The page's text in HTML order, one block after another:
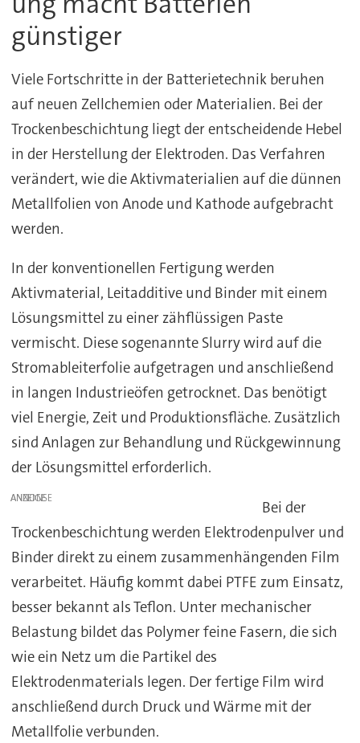
günstiger
Viele Fortschritte in der Batterietechnik beruhen
auf neuen Zellchemien oder Materialien. Bei der
Trockenbeschichtung liegt der entscheidende Hebel
in der Herstellung der Elektroden. Das Verfahren
verändert, wie die Aktivmaterialien auf die dünnen
Metallfolien von Anode und Kathode aufgebracht
werden.
In der konventionellen Fertigung werden
Aktivmaterial, Leitadditive und Binder mit einem
Lösungsmittel zu einer zähflüssigen Paste
vermischt. Diese sogenannte Slurry wird auf die
Stromableiterfolie aufgetragen und anschließend
in langen Industrieöfen getrocknet. Das benötigt
viel Energie, Zeit und Produktionsfläche. Zusätzlich
sind Anlagen zur Behandlung und Rückgewinnung
der Lösungsmittel erforderlich.
ANZEIGE
Bei der
Trockenbeschichtung werden Elektrodenpulver und
Binder direkt zu einem zusammenhängenden Film
verarbeitet. Häufig kommt dabei PTFE zum Einsatz,
besser bekannt als Teflon. Unter mechanischer
Belastung bildet das Polymer feine Fasern, die sich
wie ein Netz um die Partikel des
Elektrodenmaterials legen. Der fertige Film wird
anschließend durch Druck und Wärme mit der
Metallfolie verbunden.